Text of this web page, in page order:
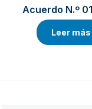
Acuerdo N.º
Leer más